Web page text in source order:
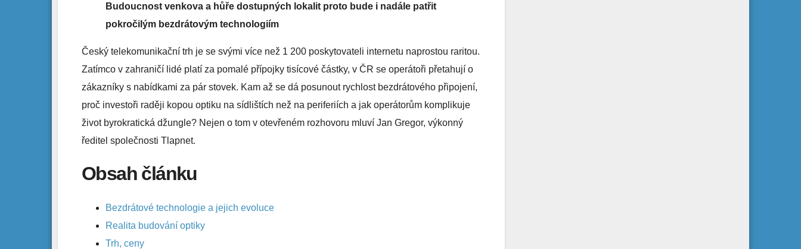
Budoucnost venkova a hůře dostupných lokalit proto bude i nadále patřit
pokročilým bezdrátovým technologiím
Český telekomunikační trh je se svými více než 1 200 poskytovateli internetu naprostou raritou.
Zatímco v zahraničí lidé platí za pomalé přípojky tisícové částky, v ČR se operátoři přetahují o
zákazníky s nabídkami za pár stovek. Kam až se dá posunout rychlost bezdrátového připojení,
proč investoři raději kopou optiku na sídlištích než na periferiích a jak operátorům komplikuje
život byrokratická džungle? Nejen o tom v otevřeném rozhovoru mluví Jan Gregor, výkonný
ředitel společnosti Tlapnet.
Obsah článku
Bezdrátové technologie a jejich evoluce
Realita budování optiky
Trh, ceny